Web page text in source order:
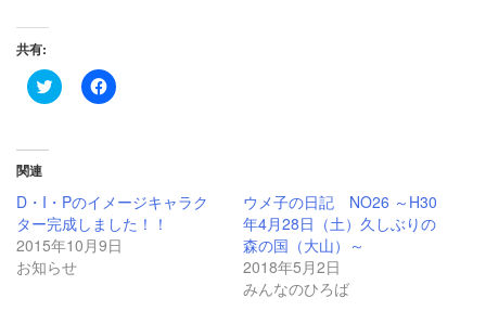
共有:
ク
リ
共
有
(新
し
い
ウ
ィ
Facebook
で
ク
リ
ッ
ク
し
関連
D・I・Pのイメージキャラク
ター完成しました！！
2015年10月9日
お知らせ
ウメ子の日記 NO26 ～H30
年4月28日（土）久しぶりの
森の国（大山）～
2018年5月2日
みんなのひろば